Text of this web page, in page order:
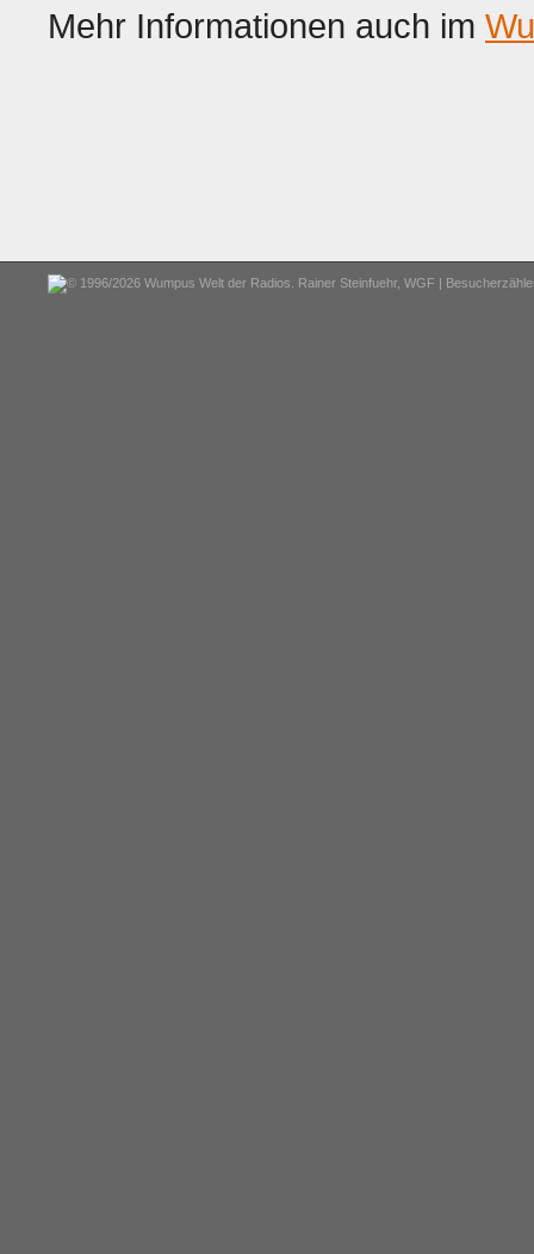
Mehr Informationen auch im
© 1996/2026 Wumpus Welt der Radios. Rainer Steinfuehr, WGF |